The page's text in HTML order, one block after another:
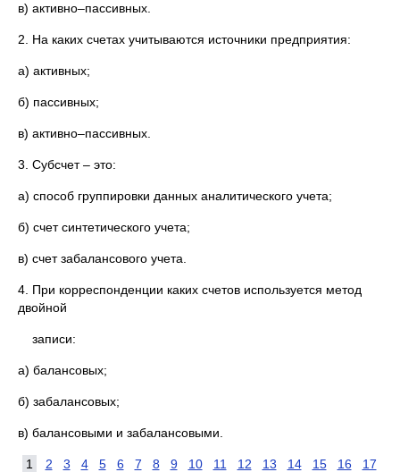
в) активно–пассивных.
2. На каких счетах учитываются источники предприятия:
а) активных;
б) пассивных;
в) активно–пассивных.
3. Субсчет – это:
а) способ группировки данных аналитического учета;
б) счет синтетического учета;
в) счет забалансового учета.
4. При корреспонденции каких счетов используется метод
двойной
записи:
а) балансовых;
б) забалансовых;
в) балансовыми и забалансовыми.
1 2 3 4 5 6 7 8 9 10 11 12 13 14 15 16
17